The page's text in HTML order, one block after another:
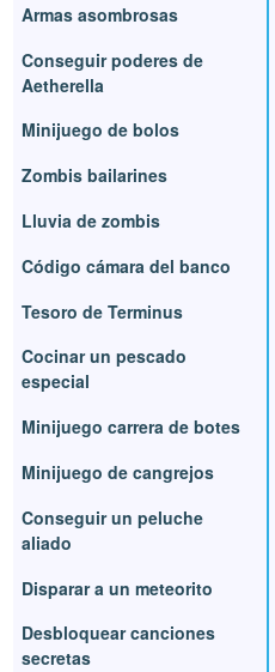
Armas asombrosas
Conseguir poderes de
Aetherella
Minijuego de bolos
Zombis bailarines
Lluvia de zombis
Código cámara del banco
Tesoro de Terminus
Cocinar un pescado
especial
Minijuego carrera de botes
Minijuego de cangrejos
Conseguir un peluche
aliado
Disparar a un meteorito
Desbloquear canciones
secretas